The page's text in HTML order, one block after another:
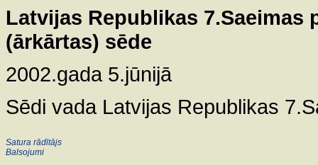
Latvijas Republikas 7.Saeimas
(ārkārtas) sēde
2002.gada 5.jūnijā
Sēdi vada Latvijas Republikas
Satura rādītājs
Balsojumi